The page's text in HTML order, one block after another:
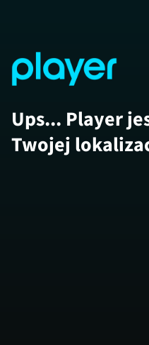
Ups... Player
Twojej